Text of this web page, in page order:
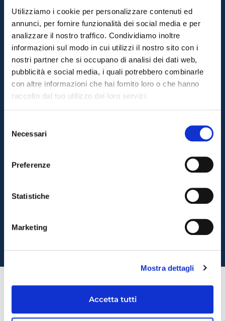
Utilizziamo i cookie per personalizzare contenuti ed
annunci, per fornire funzionalità dei social media e per
analizzare il nostro traffico. Condividiamo inoltre
informazioni sul modo in cui utilizzi il nostro sito con i
nostri partner che si occupano di analisi dei dati web,
pubblicità e social media, i quali potrebbero combinarle
con altre informazioni che hai fornito loro o che hanno
raccolto dal tuo utilizzo dei loro servizi.
delNecessari
Preferenze
Statistiche
Marketing
Mostra dettagli
Accetta tutti
Controllo prime disponibilità
Realizzare report operativi per alleviare il carico di
impegno amministrativo
Analisi approfondita di domanda e
Dashboard consente un’analisi approfondita di
Monitoraggio degli andamenti
Governo della
domanda